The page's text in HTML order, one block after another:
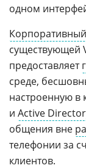
одном
существующей
предоставляет
среде,
настроенную в
и Active
общения вне
телефонии за
клиентов.